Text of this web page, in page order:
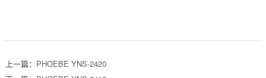
上一篇： PHOEBE YNS-2420